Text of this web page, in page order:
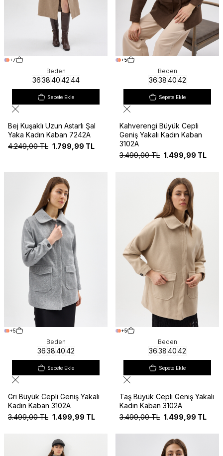
+7
Beden
3638404244
Sepete Ekle
Bej Kuşaklı Uzun Astarlı Şal
Yaka Kadın Kaban 7242A
4.249,00TL 1.799,99 TL
+5
Beden
36384042
Sepete Ekle
Kahverengi Büyük Cepli
Geniş Yakalı Kadın Kaban
3102A
3.499,00TL 1.499,99 TL
+5
Beden
36384042
Sepete Ekle
Gri Büyük Cepli Geniş Yakalı
Kadın Kaban 3102A
3.499,00TL 1.499,99 TL
+5
Beden
36384042
Sepete Ekle
Taş Büyük Cepli Geniş Yakalı
Kadın Kaban 3102A
3.499,00TL 1.499,99 TL